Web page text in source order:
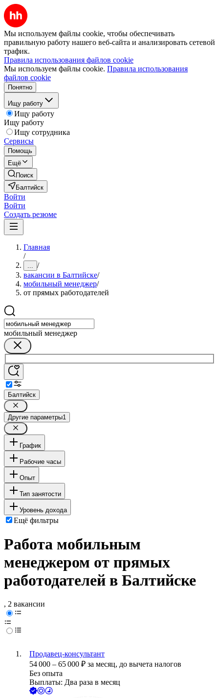
Мы используем файлы cookie, чтобы обеспечивать
правильную работу нашего веб-сайта и анализировать сетевой
трафик.
Правила использования файлов cookie
Мы используем файлы cookie. Правила использования
файлов cookie
Понятно
Ищу работу
Ищу работу
Ищу работу
Ищу сотрудника
Сервисы
Помощь
Ещё
Поиск
Балтийск
Войти
Войти
Создать резюме
Главная
/
... /
вакансии в Балтийске/
мобильный менеджер/
от прямых работодателей
мобильный менеджер
Балтийск
Другие параметры1
График
Рабочие часы
Опыт
Тип занятости
Уровень дохода
Ещё фильтры
Работа мобильным
менеджером от прямых
работодателей в Балтийске
, 2 вакансии
Продавец-консультант
54 000 – 65 000 ₽ за месяц, до вычета налогов
Без опыта
Выплаты: Два раза в месяц